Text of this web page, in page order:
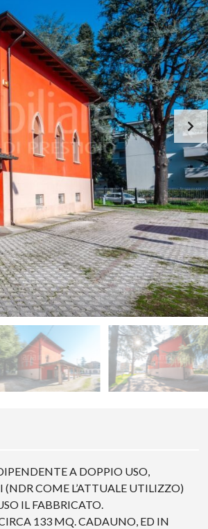
A DOPPIO USO,
COME L’ATTUALE UTILIZZO)
IL FABBRICATO.
133 MQ. CADAUNO, ED IN